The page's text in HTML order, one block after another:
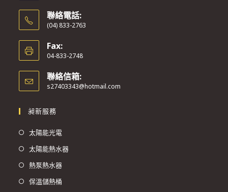
聯絡電話:
(04) 833-2763
Fax:
04-833-2748
聯絡信箱:
s27403343@hotmail.com
昶新服務
太陽能光電
太陽能熱水器
熱泵熱水器
保溫儲熱桶